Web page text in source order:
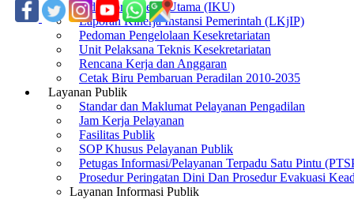
Indikator Kinerja Utama (IKU)
Laporan Kinerja Instansi Pemerintah (LKjIP)
Pedoman Pengelolaan Kesekretariatan
Unit Pelaksana Teknis Kesekretariatan
Rencana Kerja dan Anggaran
Cetak Biru Pembaruan Peradilan 2010-2035
Layanan Publik
Standar dan Maklumat Pelayanan Pengadilan
Jam Kerja Pelayanan
Fasilitas Publik
SOP Khusus Pelayanan Publik
Petugas Informasi/Pelayanan Terpadu Satu Pintu
Prosedur Peringatan Dini Dan Prosedur Evakuasi
Layanan Informasi Publik